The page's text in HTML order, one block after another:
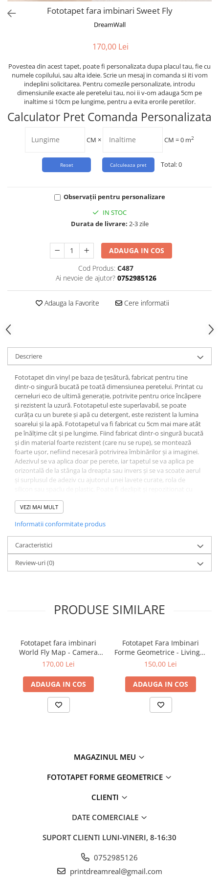
Watercolor
Fototapet fara imbinari Sweet Fly
DreamWall
170,00 Lei
Povestea din acest tapet, poate fi personalizata dupa placul tau, fie cu
numele copilului, sau alta ideie. Scrie un mesaj in comanda si iti vom
indeplini solicitarea. Pentru comezile personalizate, introdu
dimensiunile exacte ale peretelui tau, noi ii v-om adauga 5cm pe
inaltime si 10cm pe lungime, pentru a evita erorile peretilor.
Calculator Pret Comanda Personalizata
CM × CM =0 m2
Total:0
Observații pentru personalizare
IN STOC
Durata de livrare: 2-3 zile
ADAUGA IN COS
Cod Produs: C487
Ai nevoie de ajutor? 0752985126
Adauga la Favorite Cere informatii
Descriere
Fototapet din vinyl pe baza de țesătură, fabricat pentru tine
dintr-o singură bucată pe toată dimensiunea peretelui. Printat cu
cerneluri eco de ultimă generație, potrivite pentru orice încăpere
și rezistent la uzură. Fototapetul este superlavabil, se poate
curăța cu un burete și apă cu detergent, este rezistent la lumina
soarelui și la apă. Fototapetul va fi fabricat cu 5cm mai mare atât
pe înălțime cât și pe lungime. Fiind fabricat dintr-o singură bucată
și din material foarte rezistent (care nu se rupe), se montează
foarte ușor, nefiind necesară potrivirea îmbinărilor și a imaginei.
Adezivul se va aplica doar pe perete, iar tapetul se va aplica pe
orizontală de la stânga la dreapta sau invers și se va scoate aerul
și surplusul de adeziv cu ajutorul unei lavete curate, rola de
ușurință fără a risca ruperea. Adezivul este inclus și va îinsoți
tapetul. La fel se poate folosi adeziv pastă la găleată, pentru tapet
expediat intr-un tub de carton care ii va asigura protectia la
livrare.
VEZI MAI MULT
Informatii conformitate produs
Caracteristici
Review-uri(0)
PRODUSE SIMILARE
Fototapet fara imbinari
World Fly Map - Camera
Copilului
170,00 Lei
ADAUGA IN COS
Fototapet Fara Imbinari
Forme Geometrice - Living &
Dormitor
150,00 Lei
ADAUGA IN COS
MAGAZINUL MEU
FOTOTAPET FORME GEOMETRICE
CLIENTI
DATE COMERCIALE
SUPORT CLIENTI LUNI-VINERI, 8-16:30
0752985126
printdreamreal@gmail.com